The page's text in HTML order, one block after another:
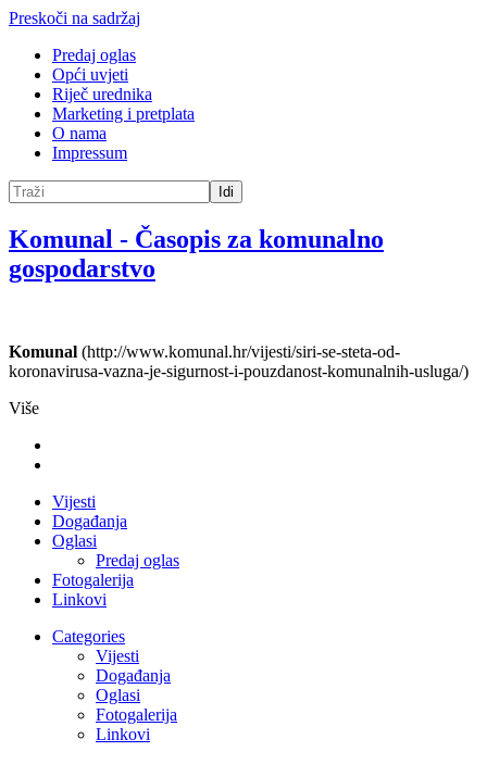
Preskoči na sadržaj
Predaj oglas
Opći uvjeti
Riječ urednika
Marketing i pretplata
O nama
Impressum
Idi
Komunal - Časopis za komunalno
gospodarstvo
Komunal (http://www.komunal.hr/vijesti/siri-se-steta-od-
koronavirusa-vazna-je-sigurnost-i-pouzdanost-komunalnih-usluga/)
Više
Vijesti
Događanja
Oglasi
Predaj oglas
Fotogalerija
Linkovi
Categories
Vijesti
Događanja
Oglasi
Fotogalerija
Linkovi